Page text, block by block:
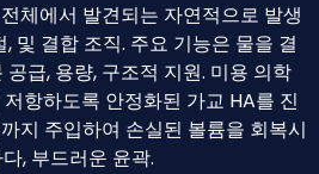
체에서 발견되는 자연적으로 발생
및 결합 조직. 주요 기능은 물을 결
급, 용량, 구조적 지원. 미용 의학
항하도록 안정화된 가교 HA를 진
지 주입하여 손실된 볼륨을 회복시
, 부드러운 윤곽.